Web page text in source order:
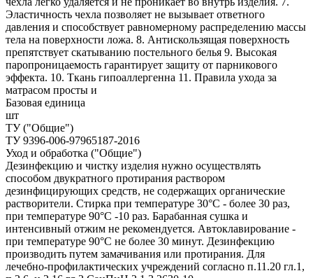
Эластичность чехла позволяет не вызывает ответного
давления и способствует равномерному распределению массы
тела на поверхности ложа. 8. Антискользящая поверхность
препятствует скатыванию постельного белья 9. Высокая
паропроницаемость гарантирует защиту от парникового
эффекта. 10. Ткань гипоаллергенна 11. Правила ухода за
матрасом просты и
Базовая единица
шт
ТУ ("Общие")
ТУ 9396-006-97965187-2016
Уход и обработка ("Общие")
Дезинфекцию и чистку изделия нужно осуществлять
способом двукратного протирания раствором
дезинфицирующих средств, не содержащих органические
растворители. Стирка при температуре 30°С - более 30 раз,
при температуре 90°С -10 раз. Барабанная сушка и
интенсивный отжим не рекомендуется. Автоклавирование -
при температуре 90°С не более 30 минут. Дезинфекцию
производить путем замачивания или протирания. Для
лечебно-профилактических учреждений согласно п.11.20 гл.1,